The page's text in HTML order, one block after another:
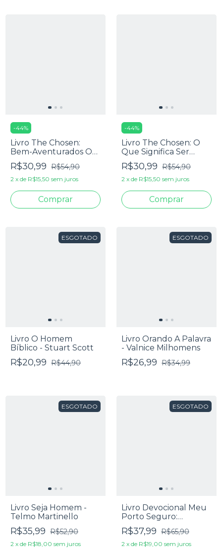
-44%
Livro The Chosen:
Bem-Aventurados Os
Escolhidos - Amanda
Jenkins, Dallas Jenkins
& Douglas S. Huffman
R$30,99 R$54,90
2 x de R$15,50 sem juros
-44%
Livro The Chosen: O
Que Significa Ser
Escolhido? - Amanda
Jenkins, Dallas Jenkins
& Douglas S. Huffman
R$30,99 R$54,90
2 x de R$15,50 sem juros
ESGOTADO
Livro O Homem
Bíblico - Stuart Scott
R$20,99 R$44,90
ESGOTADO
Livro Orando A Palavra
- Valnice Milhomens
R$26,99 R$34,99
ESGOTADO
Livro Seja Homem -
Telmo Martinello
R$35,99 R$52,90
2 x de R$18,00 sem juros
ESGOTADO
Livro Devocional Meu
Porto Seguro:
Meditações Diárias De
Gênesis a Apocalipse -
Ricardo Albuquerque
R$37,99 R$65,90
2 x de R$19,00 sem juros